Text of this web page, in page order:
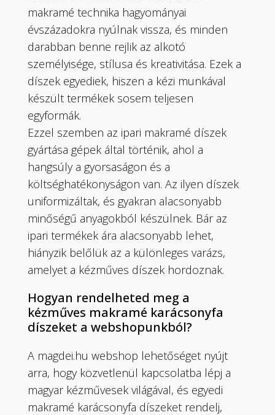
makramé technika hagyományai
évszázadokra nyúlnak vissza, és minden
darabban benne rejlik az alkotó
személyisége, stílusa és kreativitása. Ezek a
díszek egyediek, hiszen a kézi munkával
készült termékek sosem teljesen
egyformák.
Ezzel szemben az ipari makramé díszek
gyártása gépek által történik, ahol a
hangsúly a gyorsaságon és a
költséghatékonyságon van. Az ilyen díszek
uniformizáltak, és gyakran alacsonyabb
minőségű anyagokból készülnek. Bár az
ipari termékek ára alacsonyabb lehet,
hiányzik belőlük az a különleges varázs,
amelyet a kézműves díszek hordoznak.
Hogyan rendelheted meg a
kézműves makramé karácsonyfa
díszeket a webshopunkból?
A magdei.hu webshop lehetőséget nyújt
arra, hogy közvetlenül kapcsolatba lépj a
magyar kézművesek világával, és egyedi
makramé karácsonyfa díszeket rendelj,